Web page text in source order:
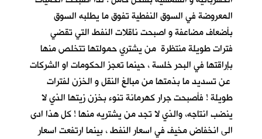
المعروضة في السوق النفطية تفوق ما يطلبه السوق
بأضعاف مضاعفة و اصبحت ناقلات النفط التي تقضي
فترات طويلة منتظرة من يشتري حمولتها تتخلص منها
بإراقتها في البحر خلسة ، حينما تعجز الحكومات او الشركات
عن تسديد ما بذمتها من مبالغ النقل و الخزن لفترات
طويلة ! فأصبحت جرار كهرمانة تنوء بخزن زيتها الذي لا
ينضب انتاجه، والذي لا تجد من يشتريه منها ! كل هذا ادى
الى انخفاض مخيف في اسعار النفط ، بينما ارتفعت اسعار